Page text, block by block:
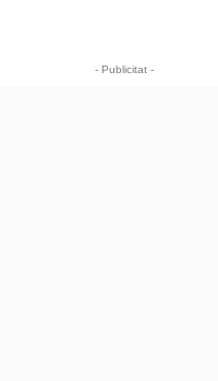
- Publicitat -